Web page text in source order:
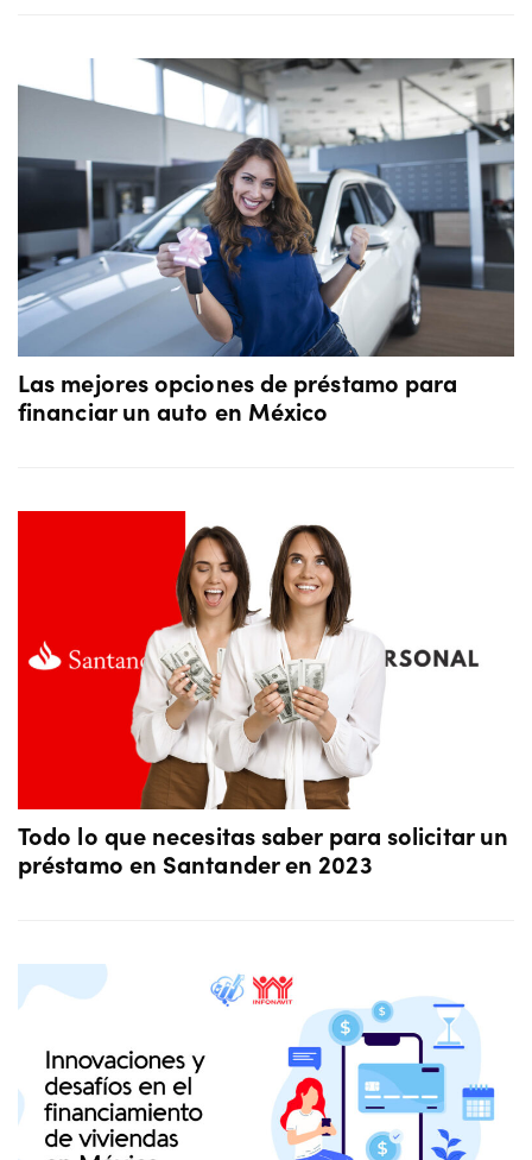
Las mejores opciones de préstamo para
financiar un auto en México
Todo lo que necesitas saber para solicitar un
préstamo en Santander en 2023